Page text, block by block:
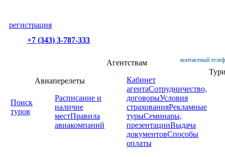
регистрация
+7 (343) 3-787-333
контактный
Поиск
туров
Авиаперелеты
Расписание и
наличие
местПравила
авиакомпаний
Агентствам
Кабинет
агентаСотрудничество,
договорыУсловия
страхованияРекламные
турыСеминары,
презентацииВыдача
документовСпособы
оплаты